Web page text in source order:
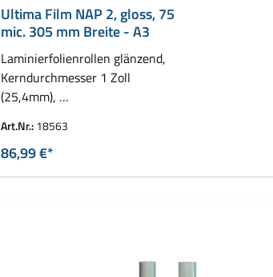
Ultima Film NAP 2, gloss, 75
mic. 305 mm Breite - A3
Laminierfolienrollen glänzend,
Kerndurchmesser 1 Zoll
(25,4mm),
Art.Nr.:18563
86,99 €*